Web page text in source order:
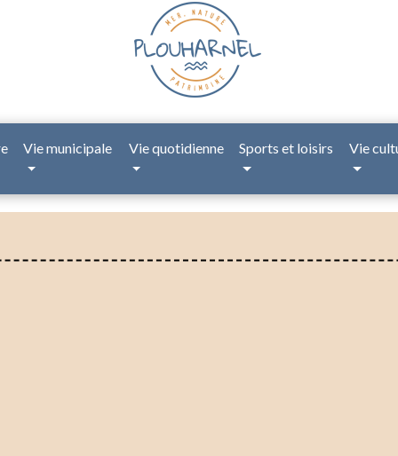
Vie municipale Vie quotidienne Sports et loisirs Vie